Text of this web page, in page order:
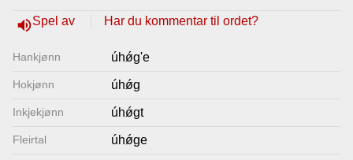
volume_upSpel av Har du kommentar til ordet?
Hankjønn úhǿg'e
Hokjønn úhǿg
Inkjekjønn úhǿgt
Fleirtal úhǿge
Lenkjer
Kontakt
oss